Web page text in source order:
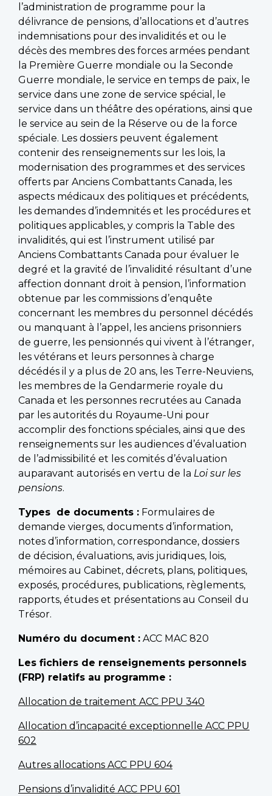
l’administration de programme pour la
délivrance de pensions, d’allocations et d’autres
indemnisations pour des invalidités et ou le
décès des membres des forces armées pendant
la Première Guerre mondiale ou la Seconde
Guerre mondiale, le service en temps de paix, le
service dans une zone de service spécial, le
service dans un théâtre des opérations, ainsi que
le service au sein de la Réserve ou de la force
spéciale. Les dossiers peuvent également
contenir des renseignements sur les lois, la
modernisation des programmes et des services
offerts par Anciens Combattants Canada, les
aspects médicaux des politiques et précédents,
les demandes d’indemnités et les procédures et
politiques applicables, y compris la Table des
invalidités, qui est l’instrument utilisé par
Anciens Combattants Canada pour évaluer le
degré et la gravité de l’invalidité résultant d’une
affection donnant droit à pension, l’information
obtenue par les commissions d’enquête
concernant les membres du personnel décédés
ou manquant à l’appel, les anciens prisonniers
de guerre, les pensionnés qui vivent à l’étranger,
les vétérans et leurs personnes à charge
décédés il y a plus de 20 ans, les Terre-Neuviens,
les membres de la Gendarmerie royale du
Canada et les personnes recrutées au Canada
par les autorités du Royaume-Uni pour
accomplir des fonctions spéciales, ainsi que des
renseignements sur les audiences d’évaluation
de l’admissibilité et les comités d’évaluation
auparavant autorisés en vertu de la Loi sur les
pensions.
Types de documents : Formulaires de
demande vierges, documents d’information,
notes d’information, correspondance, dossiers
de décision, évaluations, avis juridiques, lois,
mémoires au Cabinet, décrets, plans, politiques,
exposés, procédures, publications, règlements,
rapports, études et présentations au Conseil du
Trésor.
Numéro du document : ACC MAC 820
Les fichiers de renseignements personnels
(FRP) relatifs au programme :
Allocation de traitement ACC PPU 340
Allocation d’incapacité exceptionnelle ACC PPU
602
Autres allocations ACC PPU 604
Pensions d’invalidité ACC PPU 601